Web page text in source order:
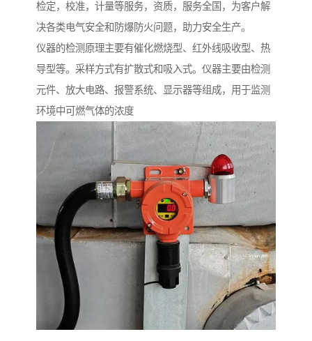
检定，校准，计量等服务，资质，服务全国，为客户解
决各类电气安全和防爆防火问题，助力安全生产。
仪器的检测原理主要有催化燃烧型、红外线吸收型、热
导型等。采样方式有扩散式和吸入式。仪器主要由检测
元件、放大电路、报警系统、显示器等组成，用于监测
环境中可燃气体的浓度